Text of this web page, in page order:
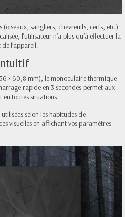
sangliers, chevreuils, cerfs, etc.)
l’utilisateur n’a plus qu’à effectuer la
l’appareil.
56 × 60,8 mm), le monoculaire thermique
rapide en 3 secondes permet aux
en toutes situations.
selon les habitudes de
visuelles en affichant vos paramètres